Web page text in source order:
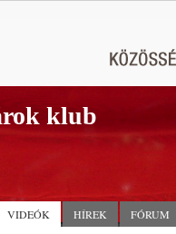
klub
VIDEÓK HÍREK FÓRUM